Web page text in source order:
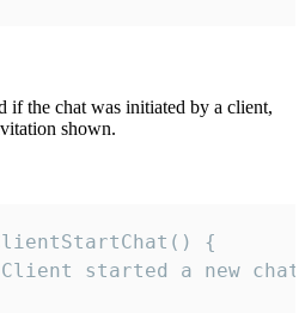
if the chat was initiated by a client,
shown.
{
started a new